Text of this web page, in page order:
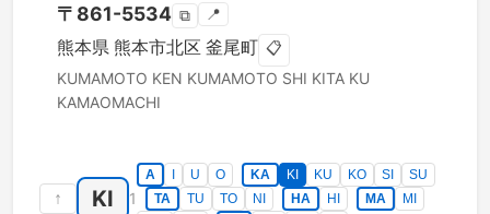
〒 861-5534 ⧉ 📍
熊本県 熊本市北区 釜尾町 📋
KUMAMOTO KEN KUMAMOTO SHI KITA KU
KAMAOMACHI
↑ KI 1
A U O KA KI KU KO SI
SU
TA
TU TO NI HA HI MA
MI